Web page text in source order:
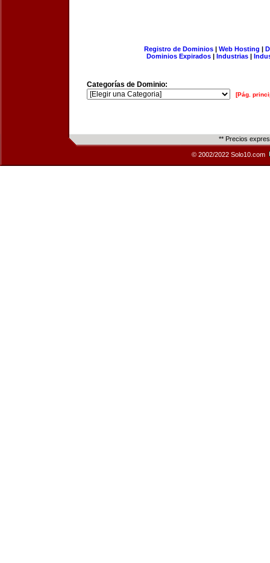
Registro de Dominios| Web Hosting |
Dominios Expirados | Industrias |
Categorías de Dominio:
[Pág.
** Precios
© 2002/2022 Solo10.com